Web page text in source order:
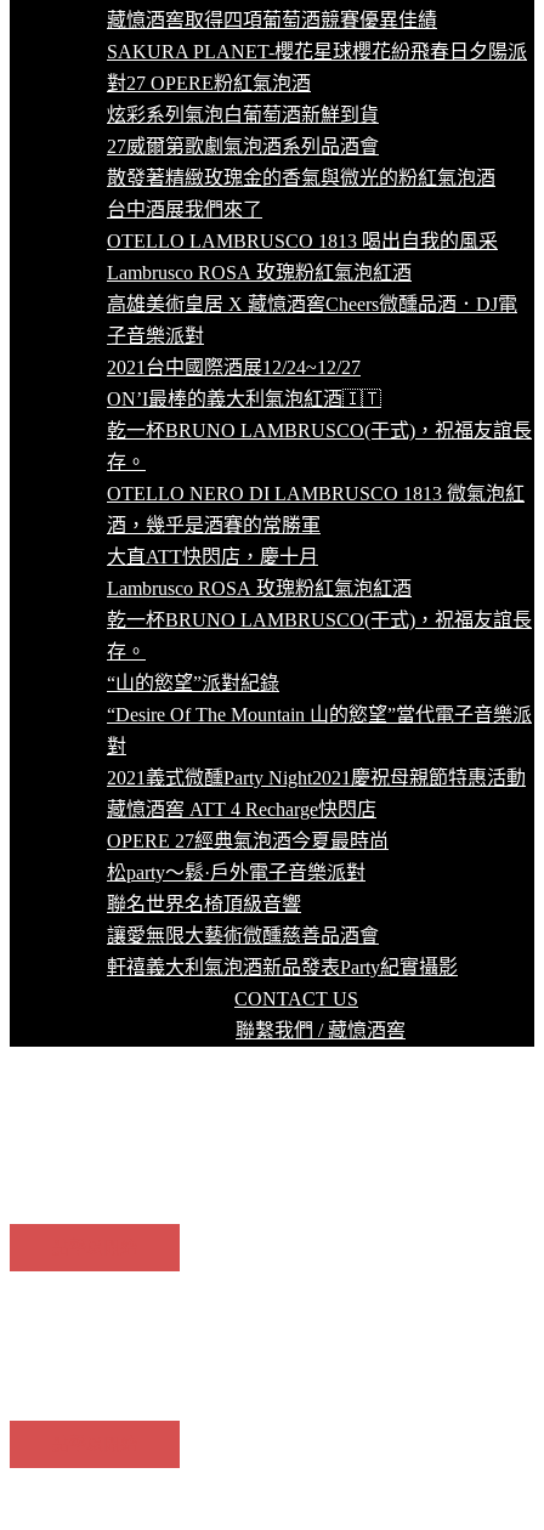
藏憶酒窖取得四項葡萄酒競賽優異佳績
SAKURA PLANET-櫻花星球櫻花紛飛春日夕陽派
對27 OPERE粉紅氣泡酒
炫彩系列氣泡白葡萄酒新鮮到貨
27威爾第歌劇氣泡酒系列品酒會
散發著精緻玫瑰金的香氣與微光的粉紅氣泡酒
台中酒展我們來了
OTELLO LAMBRUSCO 1813 喝出自我的風采
Lambrusco ROSA 玫瑰粉紅氣泡紅酒
高雄美術皇居 X 藏憶酒窖Cheers微醺品酒．DJ電
子音樂派對
2021台中國際酒展12/24~12/27
ON’I最棒的義大利氣泡紅酒🇮🇹
乾一杯BRUNO LAMBRUSCO(干式)，祝福友誼長
存。
OTELLO NERO DI LAMBRUSCO 1813 微氣泡紅
酒，幾乎是酒賽的常勝軍
大直ATT快閃店，慶十月
Lambrusco ROSA 玫瑰粉紅氣泡紅酒
乾一杯BRUNO LAMBRUSCO(干式)，祝福友誼長
存。
“山的慾望”派對紀錄
“Desire Of The Mountain 山的慾望”當代電子音樂派
對
2021義式微醺Party Night2021慶祝母親節特惠活動
藏憶酒窖 ATT 4 Recharge快閃店
OPERE 27經典氣泡酒今夏最時尚
松party～鬆·戶外電子音樂派對
聯名世界名椅頂級音響
讓愛無限大藝術微醺慈善品酒會
軒禧義大利氣泡酒新品發表Party紀實攝影
CONTACT US
聯繫我們 / 藏憶酒窖